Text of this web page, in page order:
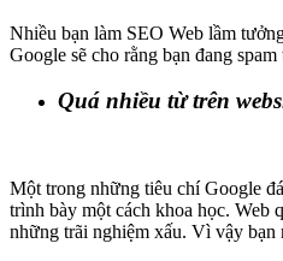
Nhiều bạn làm SEO Web lầm
Google sẽ cho rằng bạn đang
Quá nhiều từ trên
Một trong những tiêu chí Google
trình bày một cách khoa học. Web
những trãi nghiệm xấu. Vì vậy bạn